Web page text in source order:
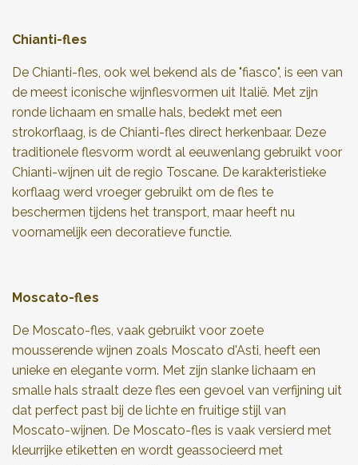
Chianti-fles
De Chianti-fles, ook wel bekend als de "fiasco", is een van
de meest iconische wijnflesvormen uit Italië. Met zijn
ronde lichaam en smalle hals, bedekt met een
strokorflaag, is de Chianti-fles direct herkenbaar. Deze
traditionele flesvorm wordt al eeuwenlang gebruikt voor
Chianti-wijnen uit de regio Toscane. De karakteristieke
korflaag werd vroeger gebruikt om de fles te
beschermen tijdens het transport, maar heeft nu
voornamelijk een decoratieve functie.
Moscato-fles
De Moscato-fles, vaak gebruikt voor zoete
mousserende wijnen zoals Moscato d'Asti, heeft een
unieke en elegante vorm. Met zijn slanke lichaam en
smalle hals straalt deze fles een gevoel van verfijning uit
dat perfect past bij de lichte en fruitige stijl van
Moscato-wijnen. De Moscato-fles is vaak versierd met
kleurrijke etiketten en wordt geassocieerd met